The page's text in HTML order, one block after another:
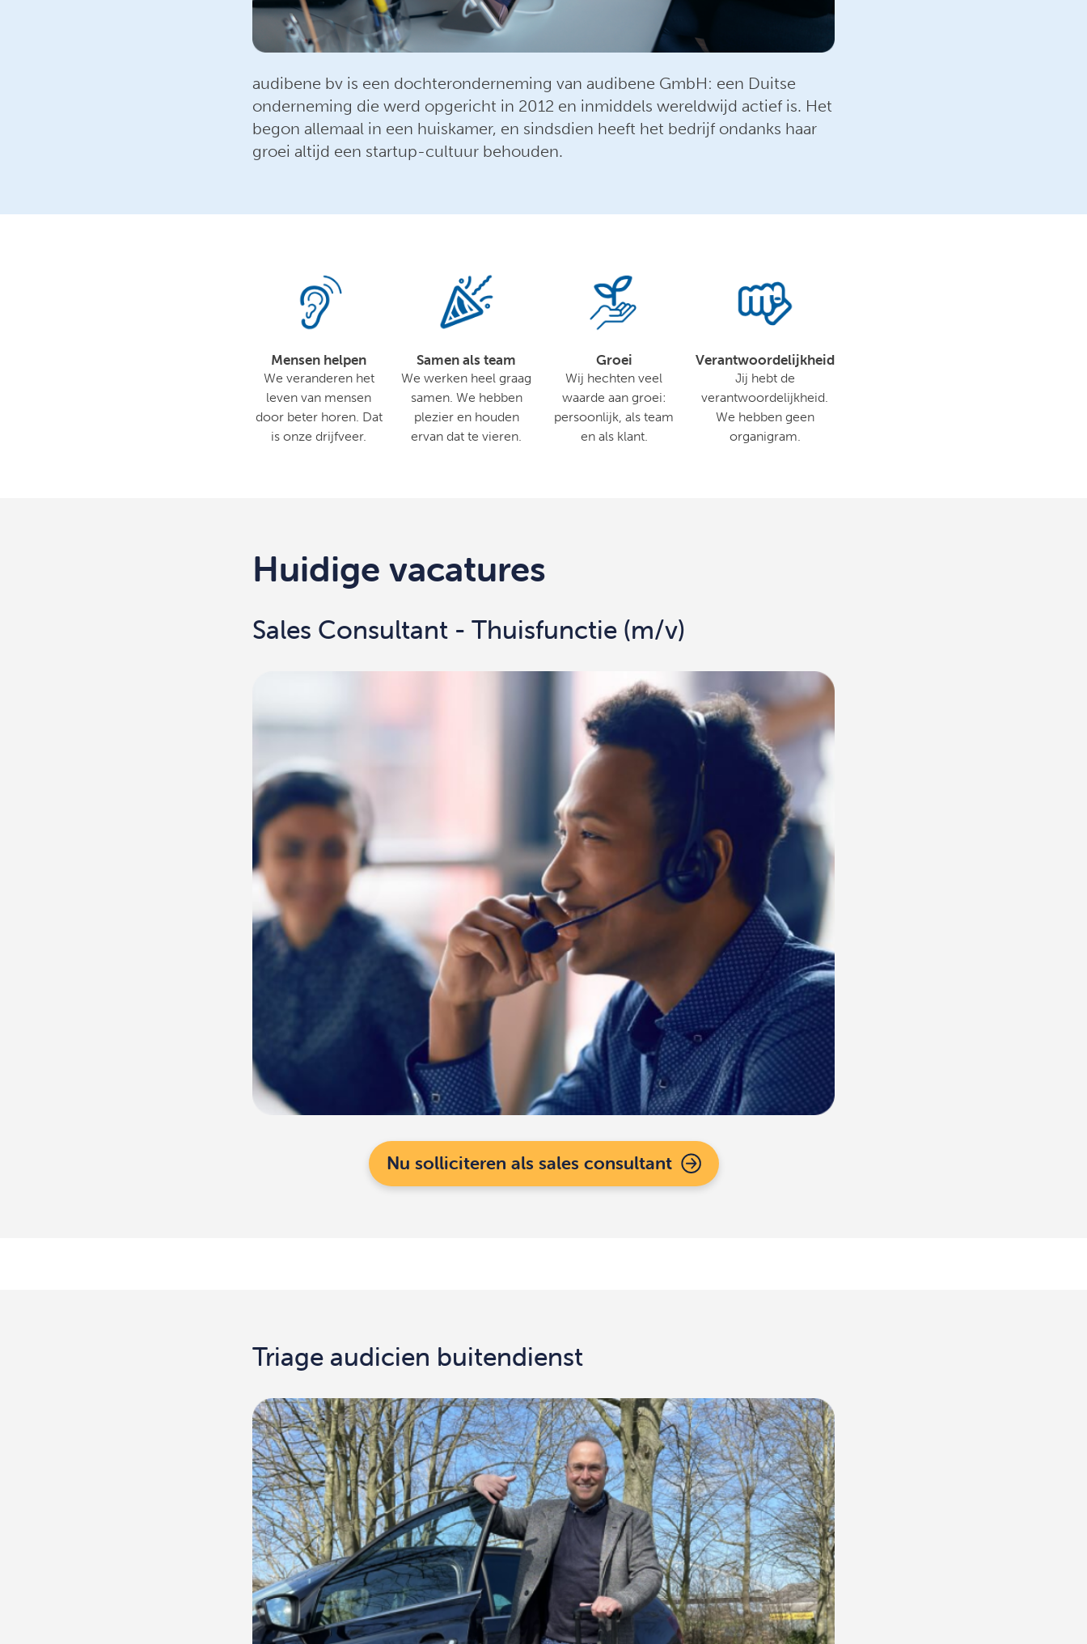
audibene bv is een dochteronderneming van audibene GmbH: een Duitse
onderneming die werd opgericht in 2012 en inmiddels wereldwijd actief is. Het
begon allemaal in een huiskamer, en sindsdien heeft het bedrijf ondanks haar
groei altijd een startup-cultuur behouden.
Mensen helpen
We veranderen het
leven van mensen
door beter horen. Dat
is onze drijfveer.
Samen als team
We werken heel graag
samen. We hebben
plezier en houden
ervan dat te vieren.
Groei
Wij hechten veel
waarde aan groei:
persoonlijk, als team
en als klant.
Verantwoordelijkheid
Jij hebt de
verantwoordelijkheid.
We hebben geen
organigram.
Huidige vacatures
Sales Consultant - Thuisfunctie (m/v)
Nu solliciteren als sales consultant
Triage audicien buitendienst